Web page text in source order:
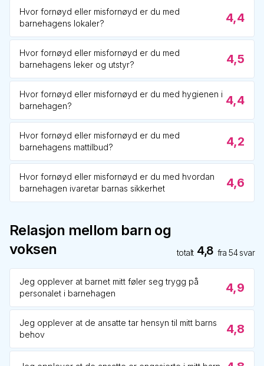
Hvor fornøyd eller misfornøyd er du med
barnehagens lokaler?
4,4
Hvor fornøyd eller misfornøyd er du med
barnehagens leker og utstyr?
4,5
Hvor fornøyd eller misfornøyd er du med hygienen i
barnehagen?
4,4
Hvor fornøyd eller misfornøyd er du med
barnehagens mattilbud?
4,2
Hvor fornøyd eller misfornøyd er du med hvordan
barnehagen ivaretar barnas sikkerhet
4,6
Relasjon mellom barn og
voksen
totalt 4,8 fra54svar
Jeg opplever at barnet mitt føler seg trygg på
personalet i barnehagen
4,9
Jeg opplever at de ansatte tar hensyn til mitt barns
behov
4,8